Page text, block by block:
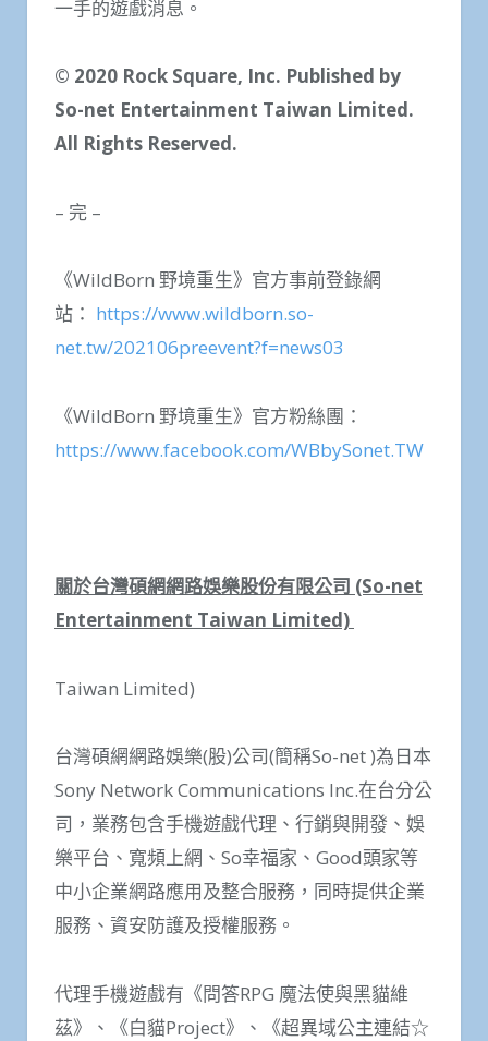
一手的遊戲消息。
© 2020 Rock Square, Inc. Published by
So-net Entertainment Taiwan Limited.
All Rights Reserved.
– 完 –
《WildBorn 野境重生》官方事前登錄網
站： https://www.wildborn.so-
net.tw/202106preevent?f=news03
《WildBorn 野境重生》官方粉絲團：
https://www.facebook.com/WBbySonet.TW
關於台灣碩網網路娛樂股份有限公司 (So-net
Entertainment Taiwan Limited)
Taiwan Limited)
台灣碩網網路娛樂(股)公司(簡稱So-net )為日本
Sony Network Communications Inc.在台分公
司，業務包含手機遊戲代理、行銷與開發、娛
樂平台、寬頻上網、So幸福家、Good頭家等
中小企業網路應用及整合服務，同時提供企業
服務、資安防護及授權服務。
代理手機遊戲有《問答RPG 魔法使與黑貓維
茲》、《白貓Project》、《超異域公主連結☆